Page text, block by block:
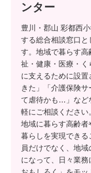
ンター
豊川・郡山 彩都西
する総合相談窓口と
す。地域で暮らす
祉・健康・医療・
に支えるために設
きた」「介護保険
て虐待かも…」など
軽にご相談ください
地域に暮らす高齢
暮らしを実現でき
員だけでなく、地
になって、日々業務